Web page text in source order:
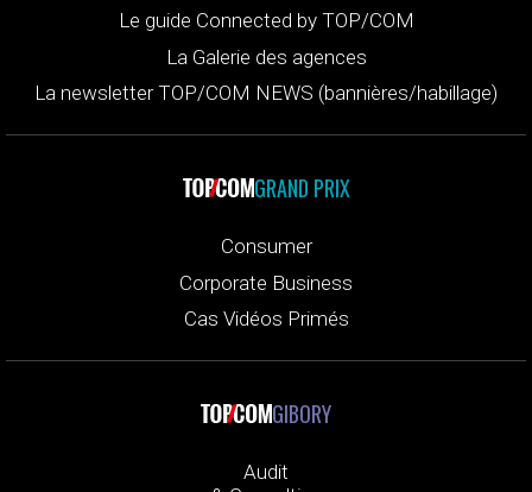
Le guide Connected by TOP/COM
La Galerie des agences
La newsletter TOP/COM NEWS (bannières/habillage)
GRAND PRIX
Consumer
Corporate Business
Cas Vidéos Primés
GIBORY
Audit